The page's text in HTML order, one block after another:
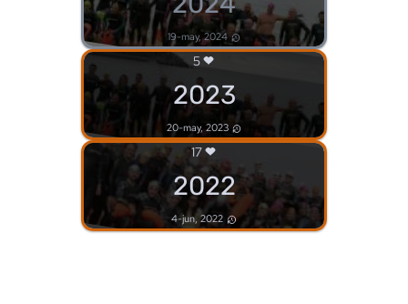
19-may, 2024
5
2023
20-may, 2023
17
2022
4-jun, 2022